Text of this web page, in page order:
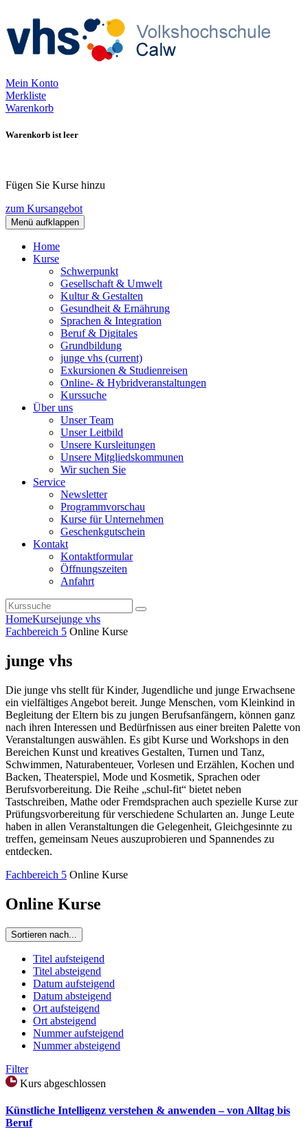
Mein Konto
Merkliste
Warenkorb
Warenkorb ist leer
Fügen Sie Kurse hinzu
zum Kursangebot
Menü aufklappen
Home
Kurse
Schwerpunkt
Gesellschaft & Umwelt
Kultur & Gestalten
Gesundheit & Ernährung
Sprachen & Integration
Beruf & Digitales
Grundbildung
junge vhs (current)
Exkursionen & Studienreisen
Online- & Hybridveranstaltungen
Kurssuche
Über uns
Unser Team
Unser Leitbild
Unsere Kursleitungen
Unsere Mitgliedskommunen
Wir suchen Sie
Service
Newsletter
Programmvorschau
Kurse für Unternehmen
Geschenkgutschein
Kontakt
Kontaktformular
Öffnungszeiten
Anfahrt
HomeKursejunge vhs
Fachbereich 5 Online Kurse
junge vhs
Die junge vhs stellt für Kinder, Jugendliche und junge Erwachsene
ein vielfältiges Angebot bereit. Junge Menschen, vom Kleinkind in
Begleitung der Eltern bis zu jungen Berufsanfängern, können ganz
nach ihren Interessen und Bedürfnissen aus einer breiten Palette von
Veranstaltungen auswählen. Es gibt Kurse und Workshops in den
Bereichen Kunst und kreatives Gestalten, Turnen und Tanz,
Schwimmen, Naturabenteuer, Vorlesen und Erzählen, Kochen und
Backen, Theaterspiel, Mode und Kosmetik, Sprachen oder
Berufsvorbereitung. Die Reihe „schul-fit“ bietet neben
Tastschreiben, Mathe oder Fremdsprachen auch spezielle Kurse zur
Prüfungsvorbereitung für verschiedene Schularten an. Junge Leute
haben in allen Veranstaltungen die Gelegenheit, Gleichgesinnte zu
treffen, gemeinsam Neues auszuprobieren und Spannendes zu
entdecken.
Fachbereich 5 Online Kurse
Online Kurse
Sortieren nach...
Titel aufsteigend
Titel absteigend
Datum aufsteigend
Datum absteigend
Ort aufsteigend
Ort absteigend
Nummer aufsteigend
Nummer absteigend
Filter
Kurs abgeschlossen
Künstliche Intelligenz verstehen & anwenden – von Alltag bis
Beruf